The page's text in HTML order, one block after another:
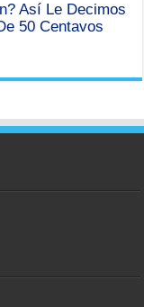
Así Le Decimos
50 Centavos